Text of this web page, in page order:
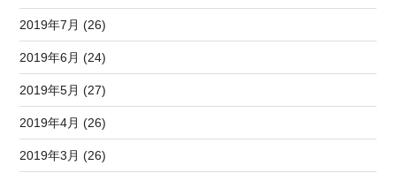
2019年7月 (26)
2019年6月 (24)
2019年5月 (27)
2019年4月 (26)
2019年3月 (26)